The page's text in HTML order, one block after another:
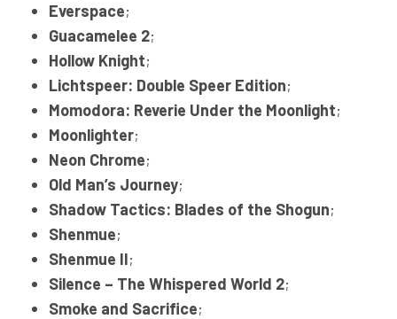
Everspace;
Guacamelee 2;
Hollow Knight;
Lichtspeer: Double Speer Edition;
Momodora: Reverie Under the Moonlight;
Moonlighter;
Neon Chrome;
Old Man’s Journey;
Shadow Tactics: Blades of the Shogun;
Shenmue;
Shenmue II;
Silence – The Whispered World 2;
Smoke and Sacrifice;